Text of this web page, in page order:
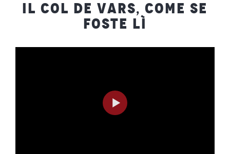
IL COL DE VARS, COME SE
FOSTE LÌ